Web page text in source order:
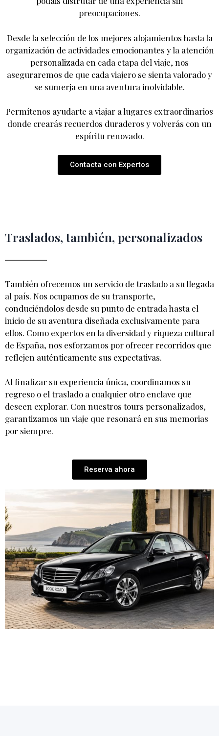
preocupaciones.
Desde la selección de los mejores alojamientos hasta la
organización de actividades emocionantes y la atención
personalizada en cada etapa del viaje, nos
aseguraremos de que cada viajero se sienta valorado y
se sumerja en una aventura inolvidable.
Permítenos ayudarte a viajar a lugares extraordinarios
donde crearás recuerdos duraderos y volverás con un
espíritu renovado.
Contacta con Expertos
Traslados, también, personalizados
También ofrecemos un servicio de traslado a su llegada
al país. Nos ocupamos de su transporte,
conduciéndolos desde su punto de entrada hasta el
inicio de su aventura diseñada exclusivamente para
ellos. Como expertos en la diversidad y riqueza cultural
de España, nos esforzamos por ofrecer recorridos que
reflejen auténticamente sus expectativas.
Al finalizar su experiencia única, coordinamos su
regreso o el traslado a cualquier otro enclave que
deseen explorar. Con nuestros tours personalizados,
garantizamos un viaje que resonará en sus memorias
por siempre.
Reserva ahora